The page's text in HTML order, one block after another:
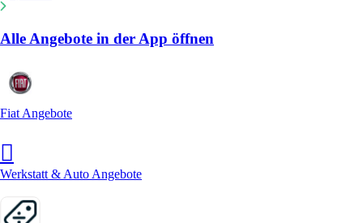
Alle Angebote in der App öffnen
Fiat Angebote
Werkstatt & Auto Angebote